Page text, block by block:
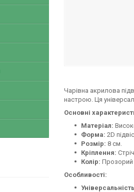
Чарівна акрилова
настрою. Ця
Основні
Матеріал:
Форма: 2D
Розмір: 8 см.
Кріплення:
Колір: Прозорий
Особливості: